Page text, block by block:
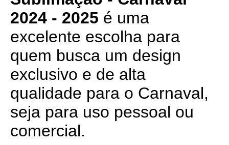
2024 - 2025 é uma
excelente escolha para
quem busca um design
exclusivo e de alta
qualidade para o Carnaval,
seja para uso pessoal ou
comercial.